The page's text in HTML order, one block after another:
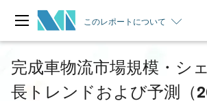
このレポートについて
完成車物流市場規模・シ
長トレンドおよび予測（